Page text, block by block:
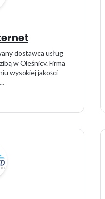
dostawca usług
w Oleśnicy. Firma
wysokiej jakości